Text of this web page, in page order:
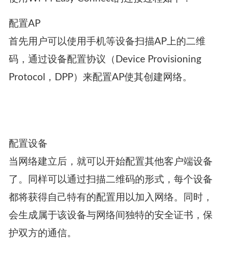
维码，客人只需使用手机扫描该二维码就可以连
接上酒店网络。如果双方都没有扫描或展示二维
接。
码，通过设备配置协议（Device Provisioning
Protocol，DPP）来配置AP使其创建网络。
配置设备